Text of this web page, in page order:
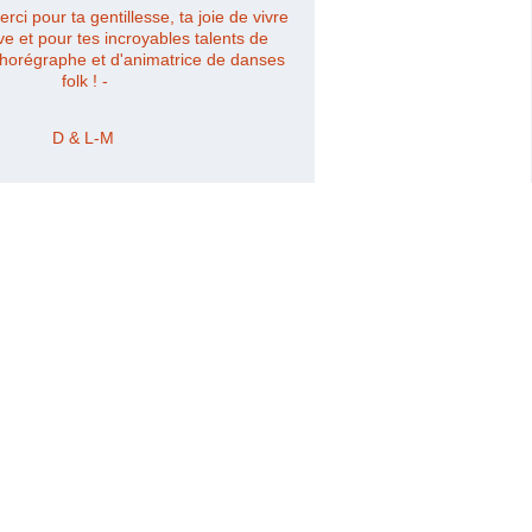
D & L-M
pour ta gentillesse, ta joie de vivre
et pour tes incroyables talents de
et d'animatrice de danses
folk ! -